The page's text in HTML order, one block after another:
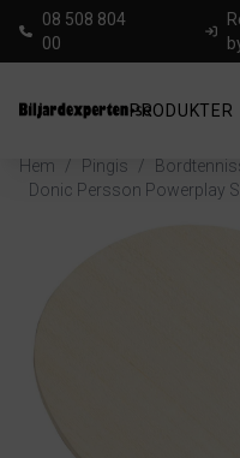
08 508 804
00
PRODUKTER
Hem / Pingis /
Donic Persson Powerplay